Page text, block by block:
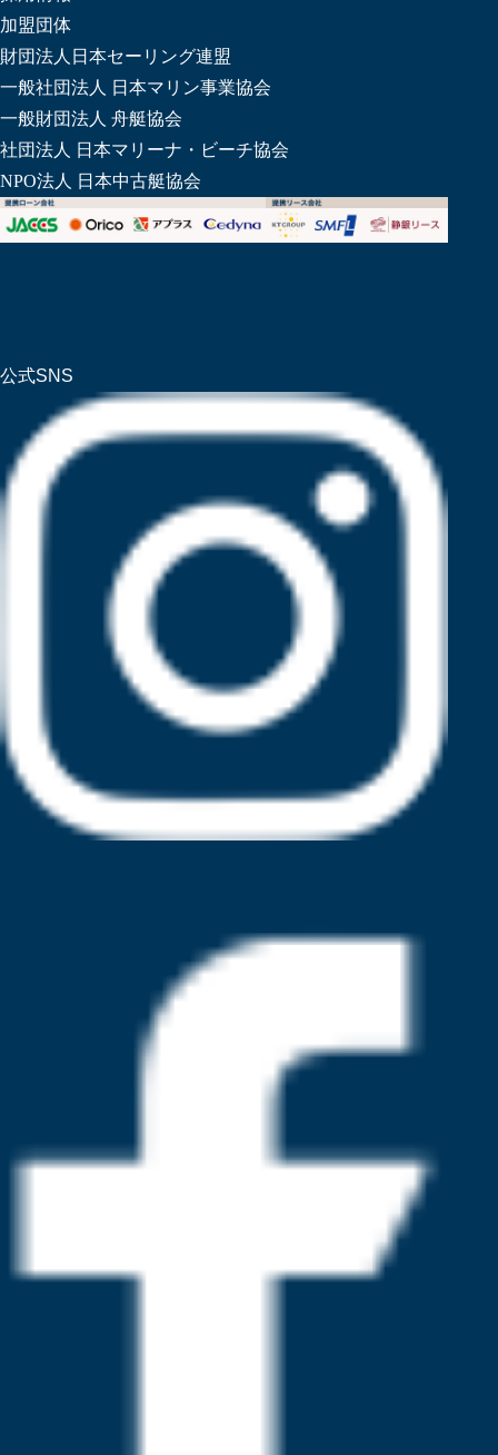
加盟団体
財団法人日本セーリング連盟
一般社団法人 日本マリン事業協会
一般財団法人 舟艇協会
社団法人 日本マリーナ・ビーチ協会
NPO法人 日本中古艇協会
公式SNS